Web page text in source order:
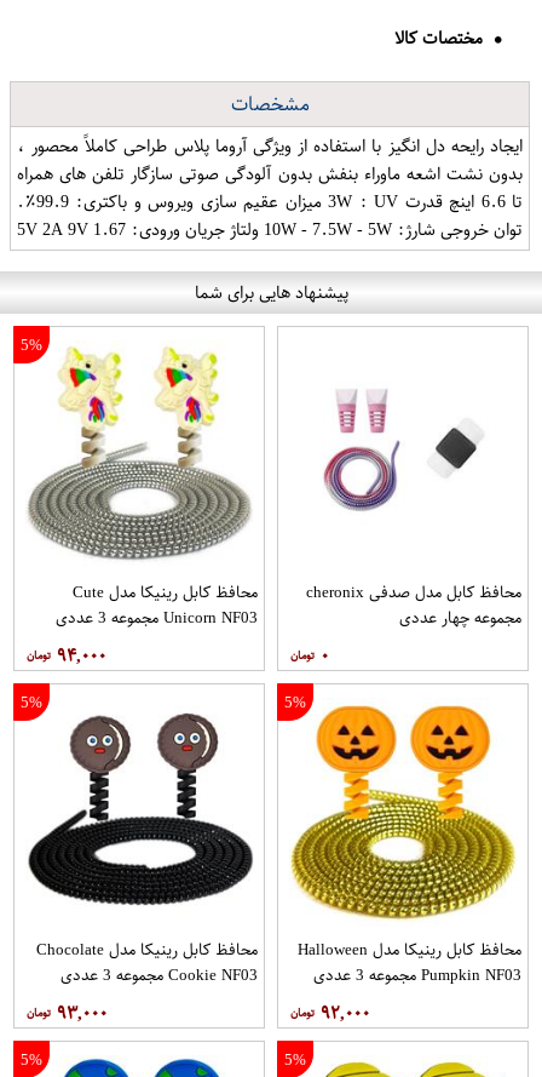
مختصات کالا
مشخصات
ایجاد رایحه دل انگیز با استفاده از ویژگی آروما پلاس طراحی کاملاً محصور ،
بدون نشت اشعه ماوراء بنفش بدون آلودگی صوتی سازگار تلفن های همراه
تا 6.6 اینچ قدرت 3W : UV میزان عقیم سازی ویروس و باکتری: 99.9٪.
توان خروجی شارژ: 10W - 7.5W - 5W ولتاژ جریان ورودی: 5V 2A 9V 1.67
پیشنهاد هایی برای شما
محافظ کابل مدل صدفی cheronix
مجموعه چهار عددی
۰
5%
محافظ کابل رینیکا مدل Cute
Unicorn NF03 مجموعه 3 عددی
۹۴,۰۰۰
5%
محافظ کابل رینیکا مدل Halloween
Pumpkin NF03 مجموعه 3 عددی
۹۲,۰۰۰
5%
محافظ کابل رینیکا مدل Chocolate
Cookie NF03 مجموعه 3 عددی
۹۳,۰۰۰
5%
5%